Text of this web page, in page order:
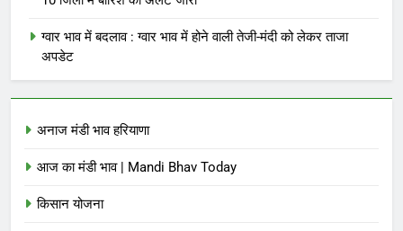
ग्वार भाव में बदलाव : ग्वार भाव में होने वाली तेजी-मंदी को लेकर ताजा
अपडेट
अनाज मंडी भाव हरियाणा
आज का मंडी भाव | Mandi Bhav Today
किसान योजना